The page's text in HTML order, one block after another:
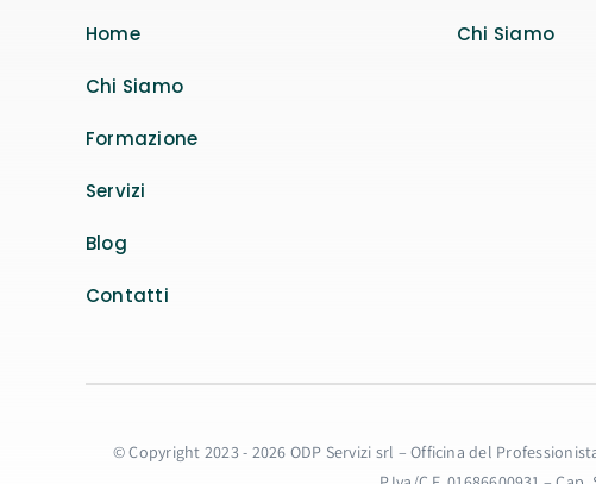
Home
Chi Siamo
Formazione
Servizi
Blog
Contatti
Chi Siamo
© Copyright 2023 - 2026 ODP Servizi srl – Officina del